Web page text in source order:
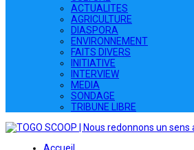
ACTUALITES
AGRICULTURE
DIASPORA
ENVIRONNEMENT
FAITS DIVERS
INITIATIVE
INTERVIEW
MEDIA
SONDAGE
TRIBUNE LIBRE